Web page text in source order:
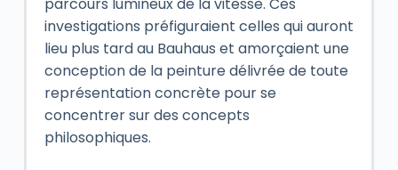
parcours lumineux de la vitesse. Ces
investigations préfiguraient celles qui auront
lieu plus tard au Bauhaus et amorçaient une
conception de la peinture délivrée de toute
représentation concrète pour se
concentrer sur des concepts
philosophiques.